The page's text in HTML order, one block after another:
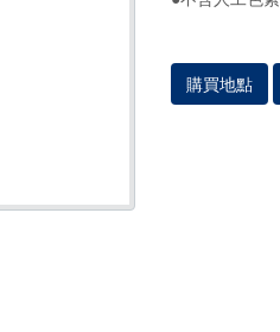
購買地點